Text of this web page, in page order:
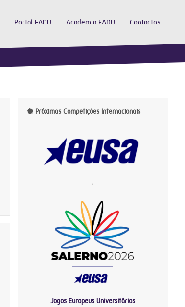
Portal FADU Academia FADU Contactos
Próximas Competições Internacionais
-
Jogos Europeus Universitários